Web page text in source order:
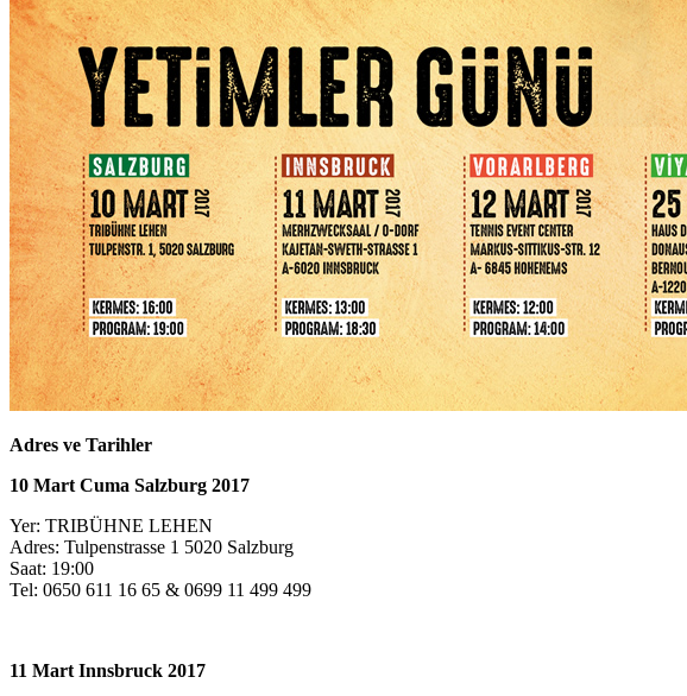
Adres ve Tarihler
10 Mart Cuma Salzburg 2017
Yer: TRIBÜHNE LEHEN
Adres: Tulpenstrasse 1 5020 Salzburg
Saat: 19:00
Tel: 0650 611 16 65 & 0699 11 499 499
11 Mart Innsbruck 2017